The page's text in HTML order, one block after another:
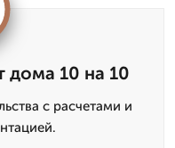
дома 10 на 10
с расчетами и